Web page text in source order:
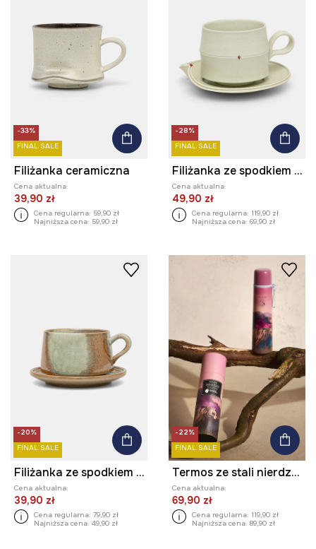
-33%
FINAL SALE
Filiżanka ceramiczna
Cena aktualna:
39,90 zł
Cena regularna: 59,90 zł
Najniższa cena: 59,90 zł
-28%
FINAL SALE
Filiżanka ze spodkiem ceramiczna
Cena aktualna:
49,90 zł
Cena regularna: 119,90 zł
Najniższa cena: 69,90 zł
-20%
FINAL SALE
Filiżanka ze spodkiem ceramiczna
Cena aktualna:
39,90 zł
Cena regularna: 79,90 zł
Najniższa cena: 49,90 zł
-22%
FINAL SALE
Termos ze stali nierdzewnej z kolekcji Bieszczadzki Park Narodowy x Medicine
Cena aktualna:
69,90 zł
Cena regularna: 119,90 zł
Najniższa cena: 89,90 zł